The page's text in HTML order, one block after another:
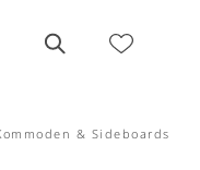
& Sideboards